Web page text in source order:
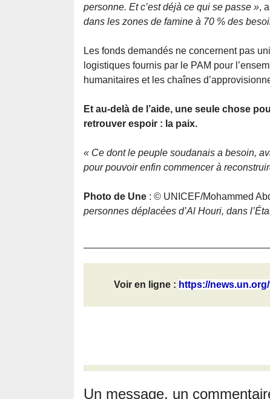
personne. Et c’est déjà ce qui se passe »,
dans les zones de famine à 70 % des
Les fonds demandés ne concernent pas
logistiques fournis par le PAM pour
humanitaires et les chaînes
Et au-delà de l’aide, une seule chose
retrouver espoir : la paix.
« Ce dont le peuple soudanais a besoin,
pour pouvoir enfin commencer à
Photo de Une : © UNICEF/Mohammed
personnes déplacées d’Al Houri, dans
Voir en ligne : https://
Un message, un